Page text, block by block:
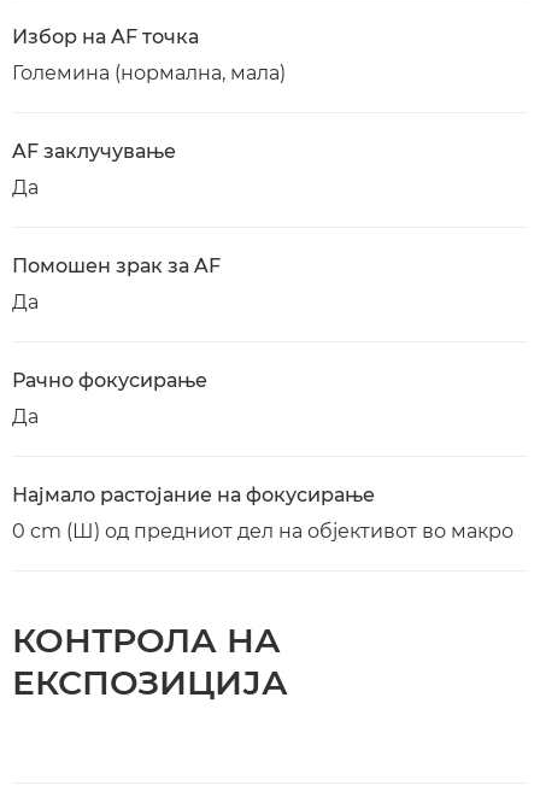
Избор на AF точка
Големина (нормална, мала)
AF заклучување
Да
Помошен зрак за AF
Да
Рачно фокусирање
Да
Најмало растојание на фокусирање
0 cm (Ш) од предниот дел на објективот во макро
КОНТРОЛА НА
ЕКСПОЗИЦИЈА